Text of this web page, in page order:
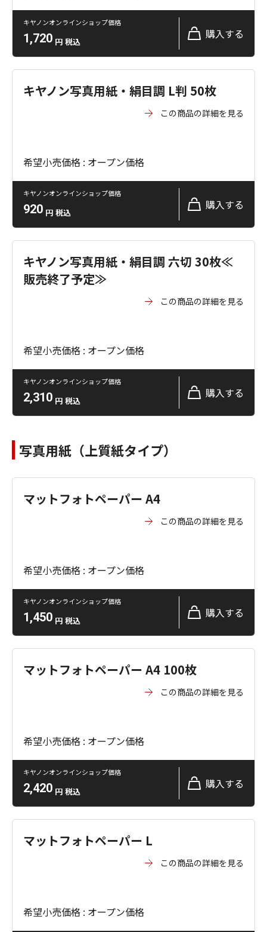
キヤノンオンラインショップ価格
1,720 円 税込
購入する
キヤノン写真用紙・絹目調 L判 50枚
この商品の詳細を見る
希望小売価格 : オープン価格
キヤノンオンラインショップ価格
920 円 税込
購入する
キヤノン写真用紙・絹目調 六切 30枚≪
販売終了予定≫
この商品の詳細を見る
希望小売価格 : オープン価格
キヤノンオンラインショップ価格
2,310 円 税込
購入する
写真用紙（上質紙タイプ）
マットフォトペーパー A4
この商品の詳細を見る
希望小売価格 : オープン価格
キヤノンオンラインショップ価格
1,450 円 税込
購入する
マットフォトペーパー A4 100枚
この商品の詳細を見る
希望小売価格 : オープン価格
キヤノンオンラインショップ価格
2,420 円 税込
購入する
マットフォトペーパー L
この商品の詳細を見る
希望小売価格 : オープン価格